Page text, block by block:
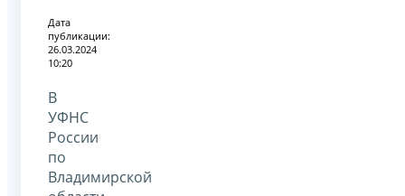
Дата
публикации:
26.03.2024
10:20
В
УФНС
России
по
Владимирской